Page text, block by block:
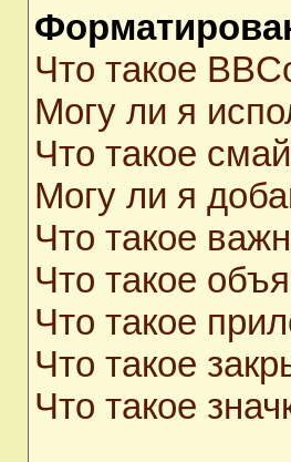
Что такое
Могу ли я
Что такое
Могу ли я
Что такое
Что такое
Что такое
Что такое
Что такое